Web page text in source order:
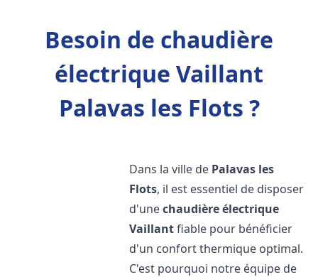
Besoin de chaudière
électrique Vaillant
Palavas les Flots ?
Dans la ville de Palavas les
Flots, il est essentiel de disposer
d'unechaudière électrique
Vaillantfiable pour bénéficier
d'un confort thermique optimal.
C'est pourquoi notre équipe de